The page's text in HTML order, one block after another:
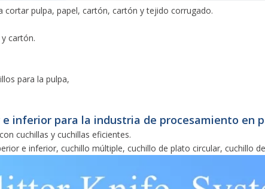
cortar pulpa, papel, cartón, cartón y tejido corrugado.
cartón.
para la pulpa,
inferior para la industria de procesamiento en
cuchillas y cuchillas eficientes.
e inferior, cuchillo múltiple, cuchillo de plato circular, cuchillo